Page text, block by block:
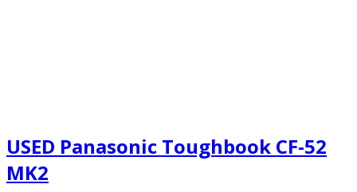
USED Panasonic Toughbook CF-52
MK2